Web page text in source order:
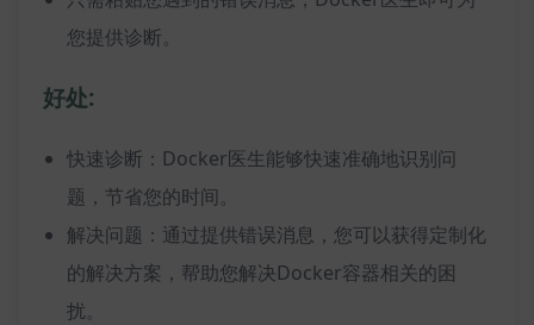
您提供诊断。
好处:
快速诊断：Docker医生能够快速准确地识别问
题，节省您的时间。
解决问题：通过提供错误消息，您可以获得定制化
的解决方案，帮助您解决Docker容器相关的困
扰。